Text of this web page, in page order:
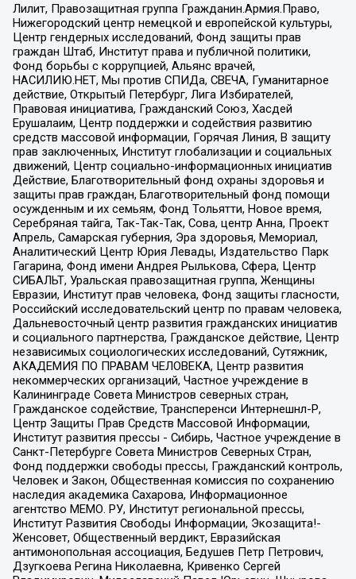
Лилит, Правозащитная группа Гражданин.Армия.Право,
Нижегородский центр немецкой и европейской культуры,
Центр гендерных исследований, Фонд защиты прав
граждан Штаб, Институт права и публичной политики,
Фонд борьбы с коррупцией, Альянс врачей,
НАСИЛИЮ.НЕТ, Мы против СПИДа, СВЕЧА, Гуманитарное
действие, Открытый Петербург, Лига Избирателей,
Правовая инициатива, Гражданский Союз, Хасдей
Ерушалаим, Центр поддержки и содействия развитию
средств массовой информации, Горячая Линия, В защиту
прав заключенных, Институт глобализации и социальных
движений, Центр социально-информационных инициатив
Действие, Благотворительный фонд охраны здоровья и
защиты прав граждан, Благотворительный фонд помощи
осужденным и их семьям, Фонд Тольятти, Новое время,
Серебряная тайга, Так-Так-Так, Сова, центр Анна, Проект
Апрель, Самарская губерния, Эра здоровья, Мемориал,
Аналитический Центр Юрия Левады, Издательство Парк
Гагарина, Фонд имени Андрея Рылькова, Сфера, Центр
СИБАЛЬТ, Уральская правозащитная группа, Женщины
Евразии, Институт прав человека, Фонд защиты гласности,
Российский исследовательский центр по правам человека,
Дальневосточный центр развития гражданских инициатив
и социального партнерства, Гражданское действие, Центр
независимых социологических исследований, Сутяжник,
АКАДЕМИЯ ПО ПРАВАМ ЧЕЛОВЕКА, Центр развития
некоммерческих организаций, Частное учреждение в
Калининграде Совета Министров северных стран,
Гражданское содействие, Трансперенси Интернешнл-Р,
Центр Защиты Прав Средств Массовой Информации,
Институт развития прессы - Сибирь, Частное учреждение в
Санкт-Петербурге Совета Министров Северных Стран,
Фонд поддержки свободы прессы, Гражданский контроль,
Человек и Закон, Общественная комиссия по сохранению
наследия академика Сахарова, Информационное
агентство МЕМО. РУ, Институт региональной прессы,
Институт Развития Свободы Информации, Экозащита!-
Женсовет, Общественный вердикт, Евразийская
антимонопольная ассоциация, Бедушев Петр Петрович,
Дзугкоева Регина Николаевна, Кривенко Сергей